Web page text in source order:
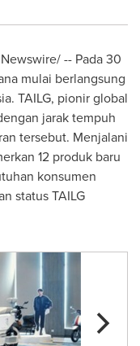
-- Pada 30
mulai berlangsung
TAILG, pionir global
jarak tempuh
tersebut. Menjalani
12 produk baru
konsumen
status TAILG